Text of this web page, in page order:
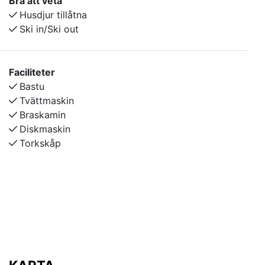
ombesörjes av hyresgästen själv. Beroende på
snötillgång kan avstånd till pist/lift variera.
Husdjur tillåtna
Ski in/Ski out
Faciliteter
Bastu
Tvättmaskin
Braskamin
Diskmaskin
Torkskåp